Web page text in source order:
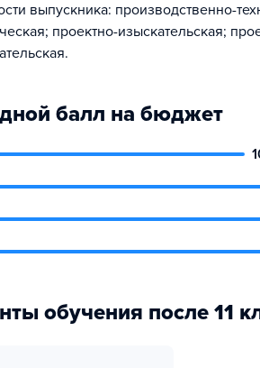
выпускника: производственно-
проектно-изыскательская;
балл на бюджет
обучения после 11